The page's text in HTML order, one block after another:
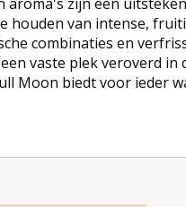
houden van intense,
combinaties en
vaste plek veroverd in
Moon biedt voor ieder